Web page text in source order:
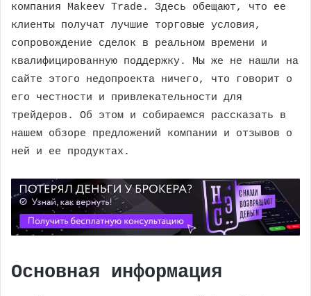
компания Makeev Trade. Здесь обещают, что ее
клиенты получат лучшие торговые условия,
сопровождение сделок в реальном времени и
квалифицированную поддержку. Мы же не нашли на
сайте этого недопроекта ничего, что говорит о
его честности и привлекательности для
трейдеров. Об этом и собираемся рассказать в
нашем обзоре предложений компании и отзывов о
ней и ее продуктах.
Основная информация